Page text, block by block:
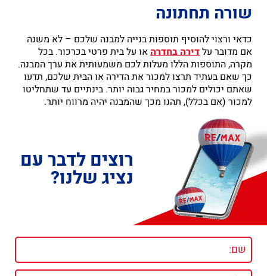
שורה תחתונה
כדאי ורצוי להוסיף תוספות בנייה למבנה שלכם – לא משנה
אם מדובר עלדירה בחדרה או על בית פרטי בכרכור. בכל
מקרה, התוספות הללו מעלות לכם משמעותית את ערך המבנה.
כך שאם בעתיד תרצו למכור את הדירה או הבית שלכם, תדעו
שאתם יכולים למכור במחיר גבוה יותר. בינתיים עד שתחליטו
למכור (אם בכלל), תהנו מכך שהמבנה יהיה מרווח יותר.
רוצים לדבר עם
נציג שלנו?